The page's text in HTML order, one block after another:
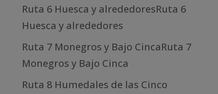
Ruta 6 Huesca y alrededoresRuta 6
Huesca y alrededores
Ruta 7 Monegros y Bajo CincaRuta 7
Monegros y Bajo Cinca
Ruta 8 Humedales de las Cinco